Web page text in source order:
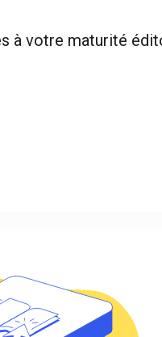
à votre maturité